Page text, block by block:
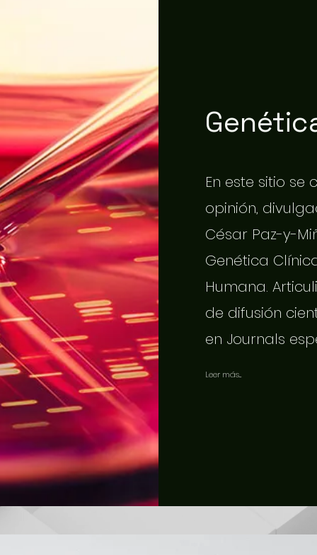
En este sitio
opinión,
César Paz-y-
Genética
Humana.
de difusión
en Journals
Leer más...